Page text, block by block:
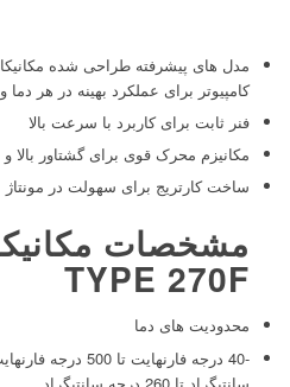
کامپیوتر برای عملکرد بهینه در هر دما
فنر ثابت برای کاربرد با سرعت بالا
مکانیزم محرک قوی برای گشتاور بالا
ساخت کارتریج برای سهولت در مونتاژ
مشخصات
TYPE 270F
محدودیت های دما